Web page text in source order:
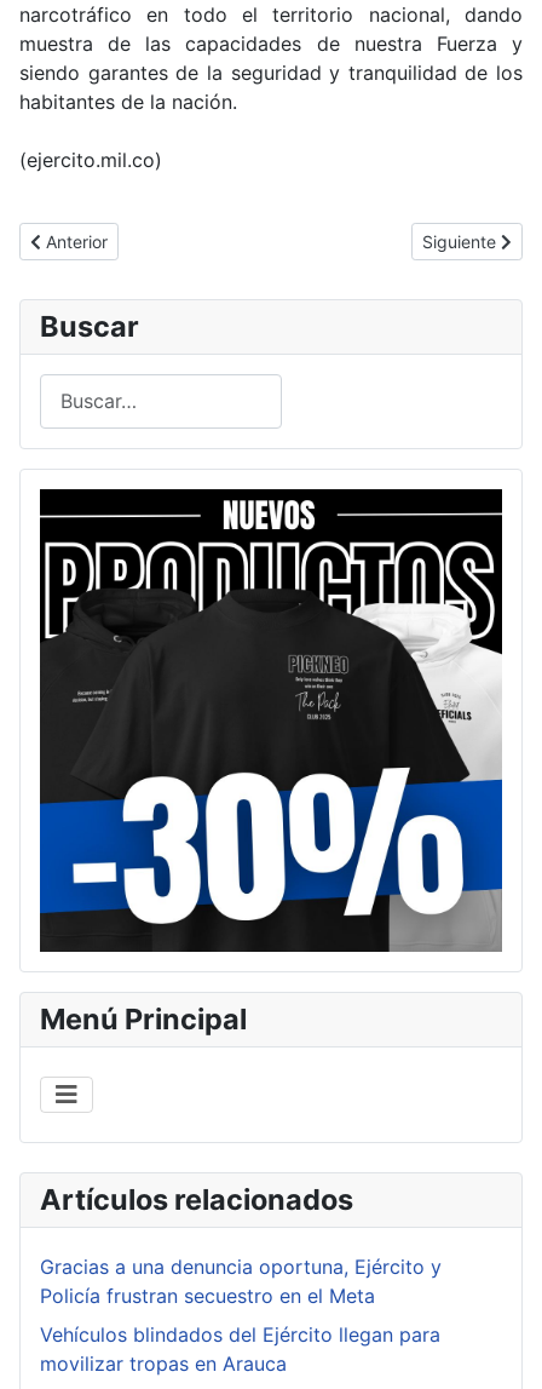
narcotráfico en todo el territorio nacional, dando
muestra de las capacidades de nuestra Fuerza y
siendo garantes de la seguridad y tranquilidad de los
habitantes de la nación.
(ejercito.mil.co)
Artículo anterior: Viaje Seguro en la Semana Mayor gracias a su
Anterior Artículo
Siguiente
Buscar
Menú Principal
Artículos relacionados
Gracias a una denuncia oportuna, Ejército y
Policía frustran secuestro en el Meta
Vehículos blindados del Ejército llegan para
movilizar tropas en Arauca